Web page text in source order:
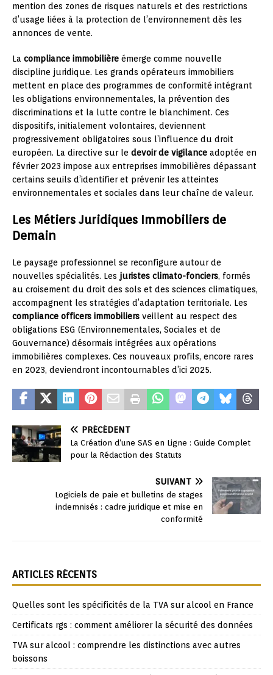
mention des zones de risques naturels et des restrictions
d’usage liées à la protection de l’environnement dès les
annonces de vente.
La compliance immobilière émerge comme nouvelle
discipline juridique. Les grands opérateurs immobiliers
mettent en place des programmes de conformité intégrant
les obligations environnementales, la prévention des
discriminations et la lutte contre le blanchiment. Ces
dispositifs, initialement volontaires, deviennent
progressivement obligatoires sous l’influence du droit
européen. La directive sur le devoir de vigilance adoptée en
février 2023 impose aux entreprises immobilières dépassant
certains seuils d’identifier et prévenir les atteintes
environnementales et sociales dans leur chaîne de valeur.
Les Métiers Juridiques Immobiliers de
Demain
Le paysage professionnel se reconfigure autour de
nouvelles spécialités. Les juristes climato-fonciers, formés
au croisement du droit des sols et des sciences climatiques,
accompagnent les stratégies d’adaptation territoriale. Les
compliance officers immobiliers veillent au respect des
obligations ESG (Environnementales, Sociales et de
Gouvernance) désormais intégrées aux opérations
immobilières complexes. Ces nouveaux profils, encore rares
en 2023, deviendront incontournables d’ici 2025.
PRÉCÉDENT
La Création d’une SAS en Ligne : Guide Complet
pour la Rédaction des Statuts
SUIVANT
Logiciels de paie et bulletins de stages
indemnisés : cadre juridique et mise en
conformité
ARTICLES RÉCENTS
Quelles sont les spécificités de la TVA sur alcool en France
Certificats rgs : comment améliorer la sécurité des données
TVA sur alcool : comprendre les distinctions avec autres
boissons